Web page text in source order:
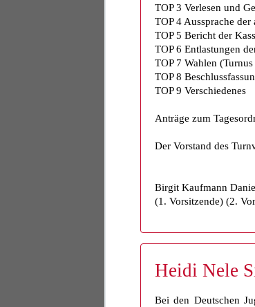
TOP 3 Verlesen und
TOP 4 Aussprache
TOP 5 Bericht der
TOP 6 Entlastungen
TOP 7 Wahlen
TOP 8
TOP 9 Verschiedenes
Anträge zum
Der Vorstand des
Birgit Kaufmann
(1. Vorsitzende) (2.
Heidi Nele
Bei den Deutschen